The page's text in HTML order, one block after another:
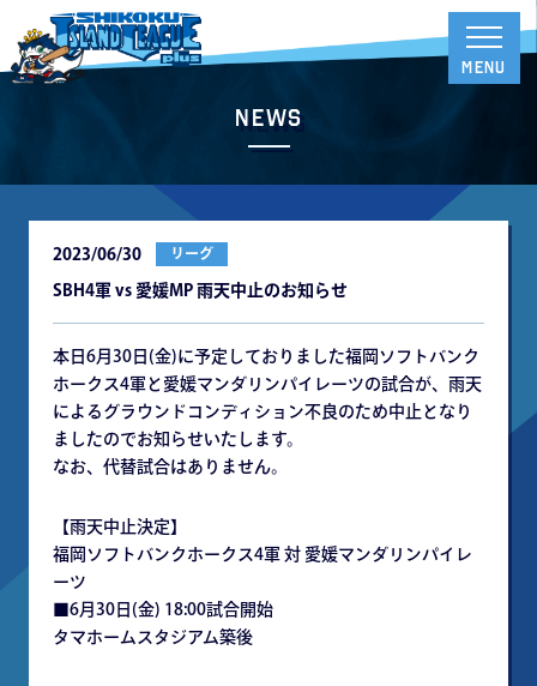
News
2023/06/30 リーグ
SBH4軍 vs 愛媛MP 雨天中止のお知らせ
本日6月30日(金)に予定しておりました福岡ソフトバンク
ホークス4軍と愛媛マンダリンパイレーツの試合が、雨天
によるグラウンドコンディション不良のため中止となり
ましたのでお知らせいたします。
なお、代替試合はありません。
【雨天中止決定】
福岡ソフトバンクホークス4軍 対 愛媛マンダリンパイレ
ーツ
■6月30日(金) 18:00試合開始
タマホームスタジアム築後